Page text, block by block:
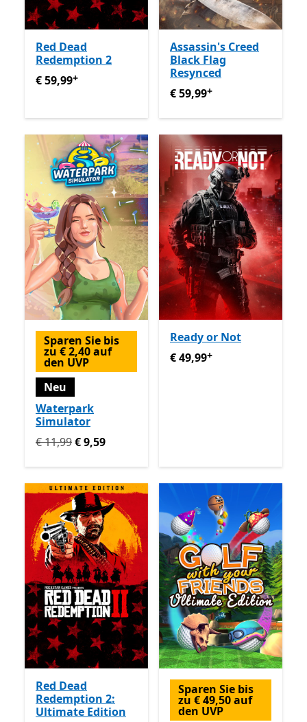
Red Dead
Redemption 2
€ 59,99Enthält In-App-Käufe
€ 59,99+
Assassin's Creed
Black Flag
Resynced
€ 59,99Enthält In-App-
€ 59,99+
Sparen Sie bis
zu € 2,40 auf
den UVP
Neu
Waterpark
Simulator
Ursprünglich € 11,99 jetzt € 9,59
€ 11,99€ 9,59
Ready or Not
€ 49,99Enthält In-App-
€ 49,99+
Red Dead
Redemption 2:
Ultimate Edition
Sparen Sie bis
zu € 49,50 auf
den UVP